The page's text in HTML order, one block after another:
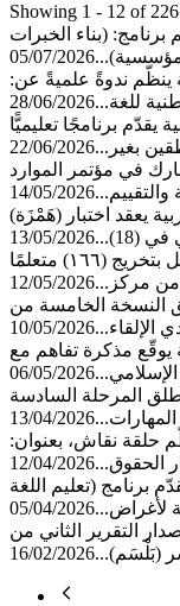
Showing 1 - 12 of 226
(بناء الخبرات
05/07/2026
ينظّم ندوةً علميةً عن:
للغة...28/06/2026
يقدّم برنامجًا تعليميًّا
بغير...22/06/2026
في مؤتمر الموارد
والتقييم...14/05/2026
يعقد اختبار (هَمْزَة)
(18)...
13/05/2026
مجمع الملك سلمان العالمي للغة العربية يحتفل بتخريج (١٦٦) متعلمًا
من مركز...12/05/2026
النسخة الخامسة من
الإلقاء...10/05/2026
يوقّع مذكرة تفاهم مع
06/05/2026
المرحلة السادسة
13/04/2026
حلقة نقاش، بعنوان:
الحقوق...12/04/2026
برنامج (تعليم اللغة
لأغراض...05/04/2026
التقرير الثاني من
(بَلْسَم)...16/02/2026